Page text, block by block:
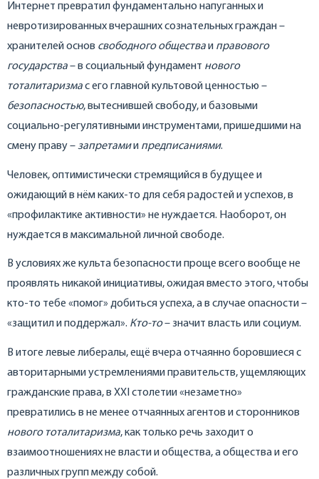
Интернет превратил фундаментально напуганных и
невротизированных вчерашних сознательных граждан –
хранителей основ свободного обществаи правового
государства– в социальный фундамент нового
тоталитаризмас его главной культовой ценностью –
безопасностью, вытеснившей свободу, и базовыми
социально-регулятивными инструментами, пришедшими на
смену праву –запретамии предписаниями.
Человек, оптимистически стремящийся в будущее и
ожидающий в нём каких-то для себя радостей и успехов, в
«профилактике активности» не нуждается. Наоборот, он
нуждается в максимальной личной свободе.
В условиях же культа безопасности проще всего вообще не
проявлять никакой инициативы, ожидая вместо этого, чтобы
кто-то тебе «помог» добиться успеха, а в случае опасности –
«защитил и поддержал». Кто-то– значит власть или социум.
В итоге левые либералы, ещё вчера отчаянно боровшиеся с
авторитарными устремлениями правительств, ущемляющих
гражданские права, в XXI столетии «незаметно»
превратились в не менее отчаянных агентов и сторонников
нового тоталитаризма, как только речь заходит о
взаимоотношениях не власти и общества, а общества и его
различных групп между собой.